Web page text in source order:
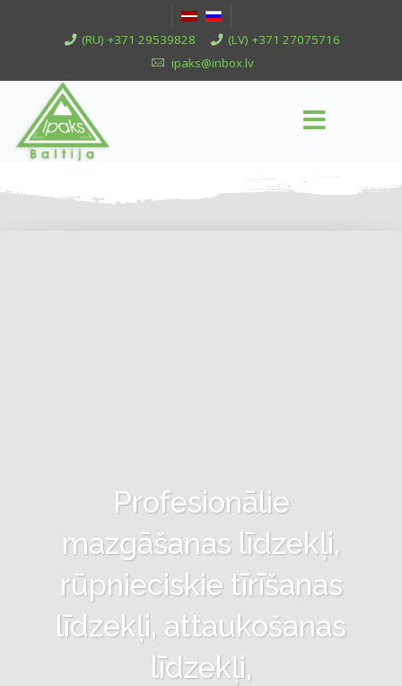
(RU) +371 29539828
(LV) +371 27075716
ipaks@inbox.lv
Profesionālie
mazgāšanas līdzekļi,
rūpnieciskie tīrīšanas
līdzekļi, attaukošanas
līdzekļi,